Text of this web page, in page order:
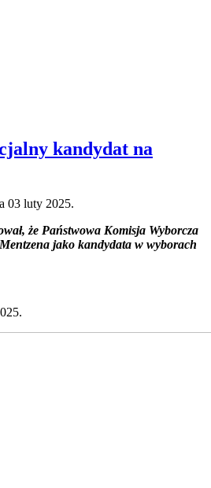
kandydat na
03 luty 2025.
że Państwowa Komisja Wyborcza
jako kandydata w wyborach
.